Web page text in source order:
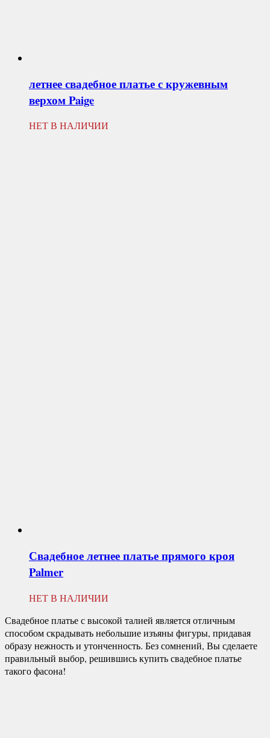
летнее свадебное платье с кружевным
верхомPaige
НЕТ В НАЛИЧИИ
Свадебное летнее платье прямого кроя
Palmer
НЕТ В НАЛИЧИИ
Свадебное платье с высокой талией является отличным
способом скрадывать небольшие изъяны фигуры, придавая
образу нежность и утонченность. Без сомнений, Вы сделаете
правильный выбор, решившись купить свадебное платье
такого фасона!